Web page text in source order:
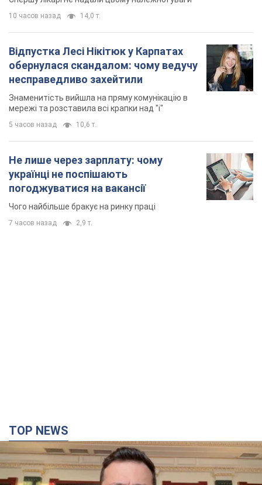
10 часов назад 14,0 т.
Відпустка Лесі Нікітюк у Карпатах
обернулася скандалом: чому ведучу
несправедливо захейтили
Знаменитість вийшла на пряму комунікацію в
мережі та розставила всі крапки над "і"
5 часов назад 10,6 т.
Не лише через зарплату: чому
українці не поспішають
погоджуватися на вакансії
Чого найбільше бракує на ринку праці
7 часов назад 2,9 т.
TOP NEWS